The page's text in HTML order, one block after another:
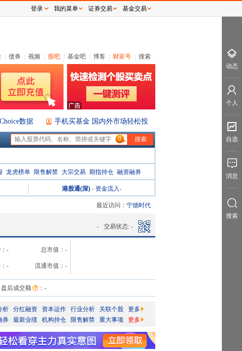
债券 视频 股吧 基金吧 博客 财富号 搜索
Choice数据 手机买基金 国内外市场轻松投
0
龙虎榜单 限售解禁 大宗交易 期指持仓 融资融券
港股通(深) - 资金流入-
最近访问： 宁德时代
- 交易状态: -
： - 总市值： -
- 流通市值： -
盘后成交额 ： -
析 分红融资 资本运作 行业分析 关联个股
更多
券 最新业绩 机构持仓 限售解禁 重大事项 更多
登录 我的菜单 证券交易 基金交易
动态
个人
自选
消息
搜索